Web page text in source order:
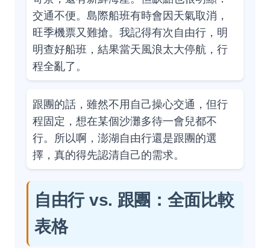
交通不便。島際船班有時會因天氣取消，
旺季機票又難搶。我記得有次自由行，明
明查好船班，結果當天風浪太大停航，行
程全亂了。
跟團的話，雖然不用自己操心交通，但行
程固定，想在某個沙灘多待一會兒都不
行。所以啊，澎湖自由行還是跟團的選
擇，真的得先認清自己的需求。
自由行 vs. 跟團：全面比較
表格